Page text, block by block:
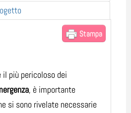
Stampa
il più pericoloso dei
, è importante
si sono rivelate necessarie